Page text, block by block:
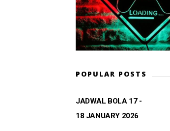
POPULAR POSTS
JADWAL BOLA 17 -
18 JANUARY 2026